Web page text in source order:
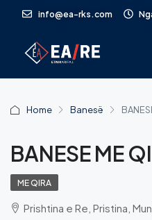
info@ea-rks.com
Home Banesë
BANESE ME
ME QIRA
Prishtina e Re, Pristina,